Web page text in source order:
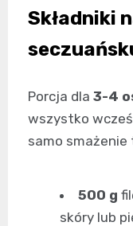
Składniki
Porcja dla 3-4
wszystko
samo
500 g
skóry lub